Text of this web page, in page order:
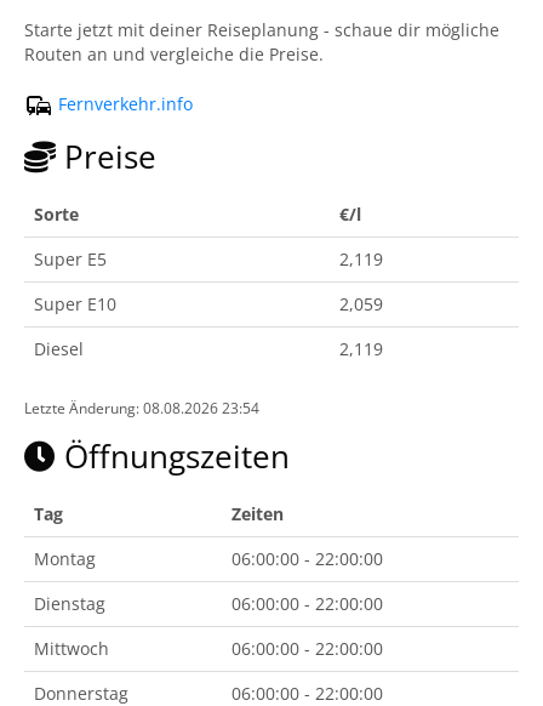
Starte jetzt mit deiner Reiseplanung - schaue dir mögliche
Routen an und vergleiche die Preise.
Fernverkehr.info
Preise
Sorte
€/l
Super E5
2,119
Super E10
2,059
Diesel
2,119
Letzte Änderung: 08.08.2026 23:54
Öffnungszeiten
Tag
Zeiten
Montag
06:00:00 - 22:00:00
Dienstag
06:00:00 - 22:00:00
Mittwoch
06:00:00 - 22:00:00
Donnerstag
06:00:00 - 22:00:00